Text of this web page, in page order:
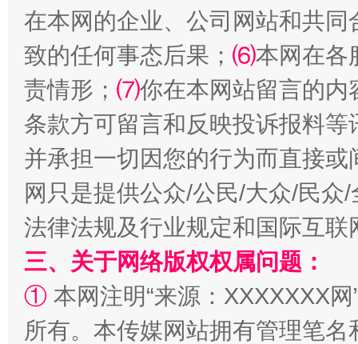
在本网的企业、公司网站和共
致的任何事态后果； ⑹本网在各
责情形； ⑺你在本网站留言的内
条款方可留言和反映投诉报料
并承担一切因您的行为而直接
网只是提供公众/公民/大众/民
法律法规及行业规定和国际互
三、关于网络版权权属问题：
① 本网注明“来源：XXXXXXX
所有。本传媒网站拥有管理笔